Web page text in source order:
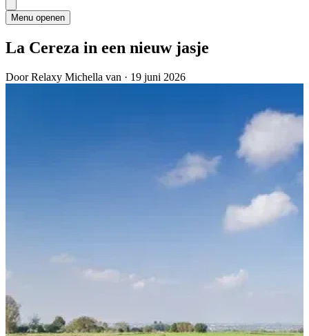
Menu openen
La Cereza in een nieuw jasje
Door Relaxy Michella van · 19 juni 2026